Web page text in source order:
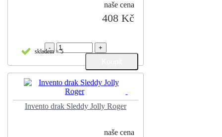
naše cena
408 Kč
skladem > 5
- +
Invento drak Sleddy Jolly Roger
naše cena